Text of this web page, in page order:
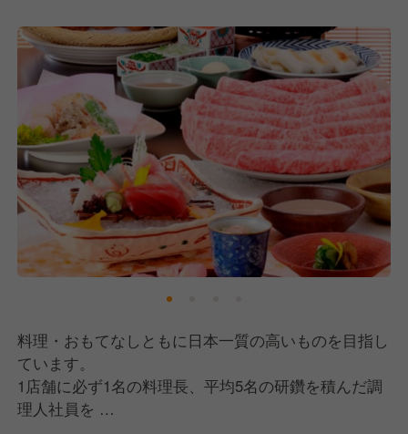
ノの所作と心遣いを身につけられる環境です。
料理・おもてなしともに日本一質の高いものを目指し
ています。
1店舗に必ず1名の料理長、平均5名の研鑽を積んだ調
理人社員を